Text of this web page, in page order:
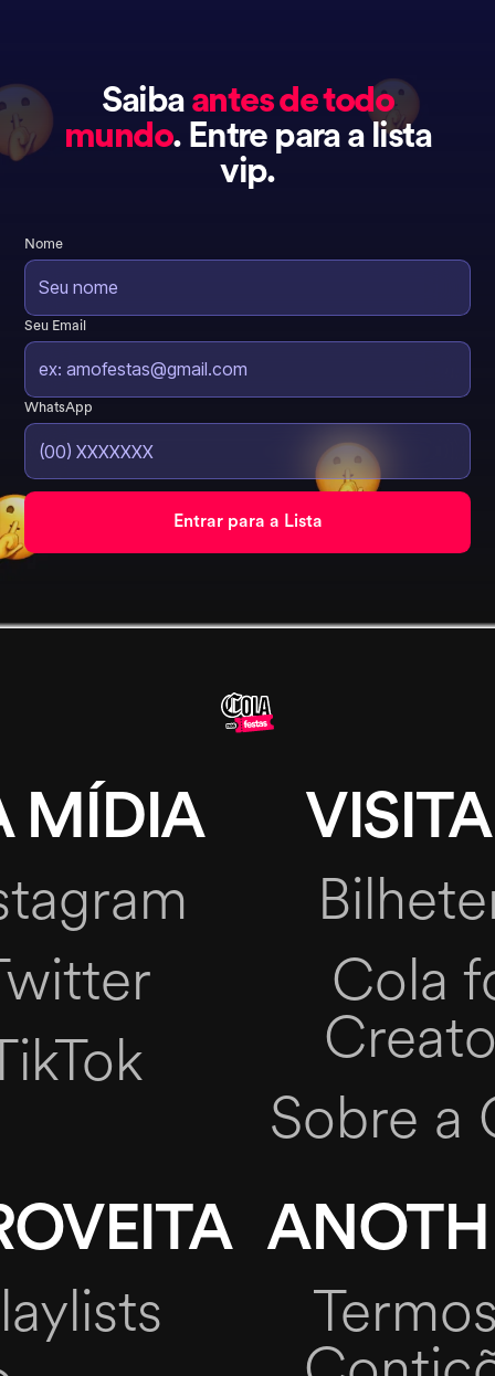
Saiba antes de todo
mundo. Entre para a lista
vip.
Nome
Seu Email
WhatsApp
MÍDIA
Cola
Sobre a